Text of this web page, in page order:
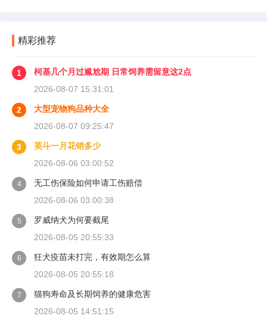
精彩推荐
1
柯基几个月过尴尬期 日常饲养需留意这2点
2026-08-07 15:31:01
2
大型宠物狗品种大全
2026-08-07 09:25:47
3
英斗一月花销多少
2026-08-06 03:00:52
4
无工伤保险如何申请工伤赔偿
2026-08-06 03:00:38
5
罗威纳犬为何要截尾
2026-08-05 20:55:33
6
狂犬疫苗未打完，有效期怎么算
2026-08-05 20:55:18
7
猫狗寿命及长期饲养的健康危害
2026-08-05 14:51:15